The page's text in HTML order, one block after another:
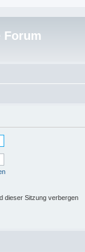
Forum
dieser Sitzung verbergen